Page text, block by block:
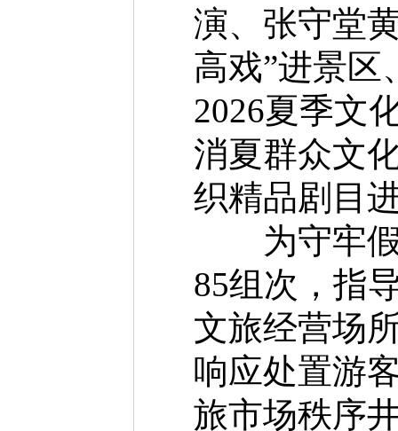
演、张守堂
高戏”进景区
2026夏季文
消夏群众文
织精品剧目
为守牢假
85组次，指
文旅经营场
响应处置游
旅市场秩序